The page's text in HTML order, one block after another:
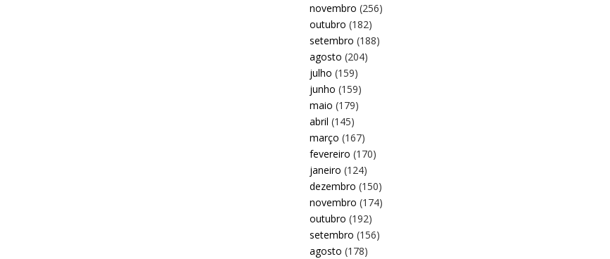
novembro (256)
outubro (182)
setembro (188)
agosto (204)
julho (159)
junho (159)
maio (179)
abril (145)
março (167)
fevereiro (170)
janeiro (124)
dezembro (150)
novembro (174)
outubro (192)
setembro (156)
agosto (178)